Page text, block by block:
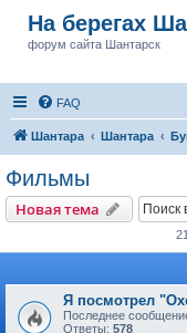
На берегах
форум сайта Шантарск
FAQ
Шантара Шантара
Фильмы
Новая тема
Я посмотрел
Последнее
Ответы: 578